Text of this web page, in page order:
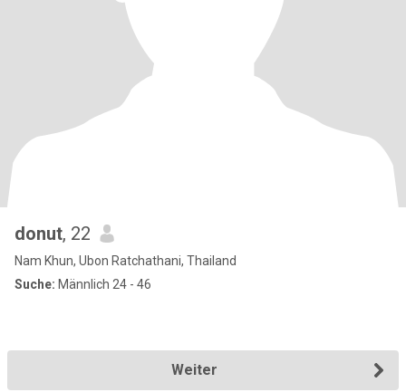
donut, 22
Nam Khun, Ubon Ratchathani, Thailand
Suche: Männlich 24 - 46
Weiter